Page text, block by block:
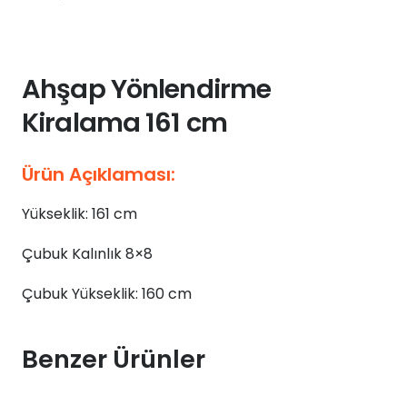
Ahşap Yönlendirme
Kiralama 161 cm
Ürün Açıklaması:
Yükseklik: 161 cm
Çubuk Kalınlık 8×8
Çubuk Yükseklik: 160 cm
Benzer Ürünler